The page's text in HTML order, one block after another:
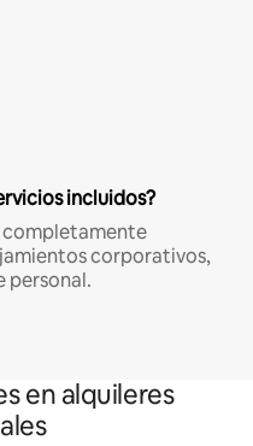
incluidos?
completamente
corporativos,
personal.
en alquileres